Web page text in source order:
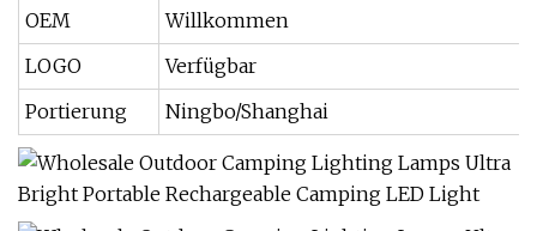
OEM
Willkommen
LOGO
Verfügbar
Portierung
Ningbo/Shanghai